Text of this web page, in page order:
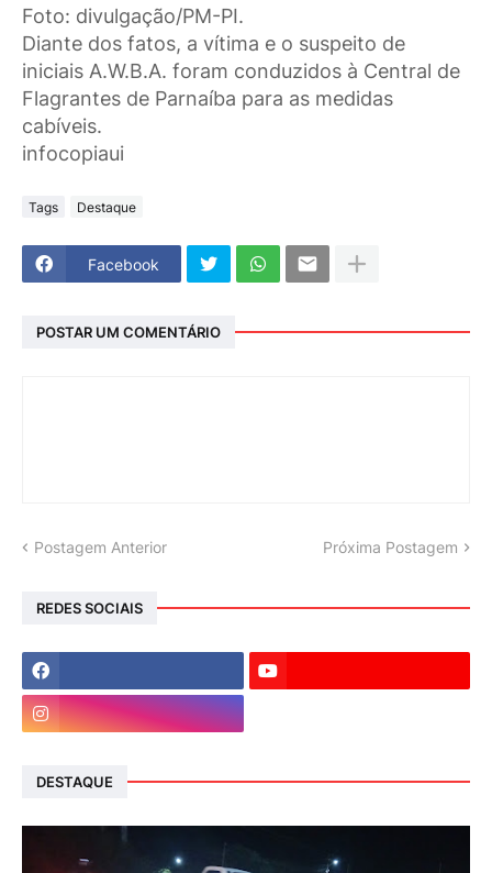
Foto: divulgação/PM-PI.
Diante dos fatos, a vítima e o suspeito de
iniciais A.W.B.A. foram conduzidos à Central de
Flagrantes de Parnaíba para as medidas
cabíveis.
infocopiaui
Tags Destaque
Facebook
POSTAR UM COMENTÁRIO
Postagem Anterior Próxima Postagem
REDES SOCIAIS
DESTAQUE